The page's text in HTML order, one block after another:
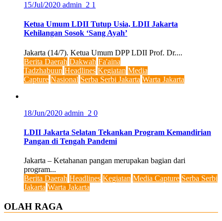
15/Jul/2020 admin_2 1
Ketua Umum LDII Tutup Usia, LDII Jakarta
Kehilangan Sosok ‘Sang Ayah’
Jakarta (14/7). Ketua Umum DPP LDII Prof. Dr....
Berita Daerah Dakwah Fa'aina
Tadzhabuun Headlines Kegiatan Media
Capture Nasional Serba Serbi Jakarta Warta Jakarta
18/Jun/2020 admin_2 0
LDII Jakarta Selatan Tekankan Program Kemandirian
Pangan di Tengah Pandemi
Jakarta – Ketahanan pangan merupakan bagian dari
program...
Berita Daerah Headlines Kegiatan Media Capture Serba Serbi
Jakarta Warta Jakarta
OLAH RAGA